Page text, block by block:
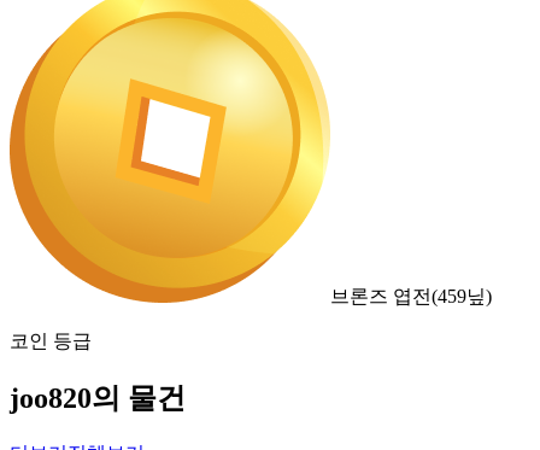
브론즈 엽전(459닢)
코인 등급
joo820의 물건